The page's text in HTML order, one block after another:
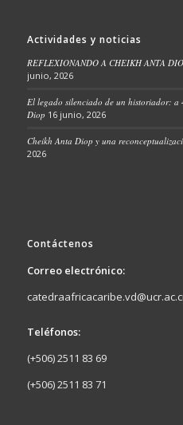
Actividades y noticias
REFLEXIONANDO A CHEIKH ANTA
junio, 2026
El legado silenciado de un historiador: a
Diop 16 junio, 2026
Cheikh Anta Diop y una
2026
Contáctenos
Correo electrónico:
Teléfonos:
(+506) 2511 83 69
(+506) 2511 83 71